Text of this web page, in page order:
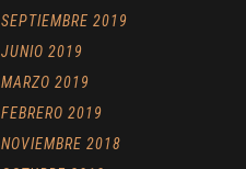
SEPTIEMBRE 2019
JUNIO 2019
MARZO 2019
FEBRERO 2019
NOVIEMBRE 2018